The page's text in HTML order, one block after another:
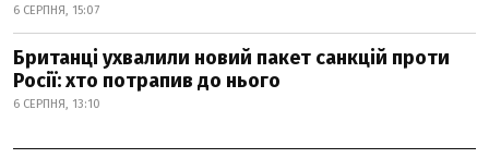
6 СЕРПНЯ, 15:07
Британці ухвалили новий пакет санкцій проти
Росії: хто потрапив до нього
6 СЕРПНЯ, 13:10